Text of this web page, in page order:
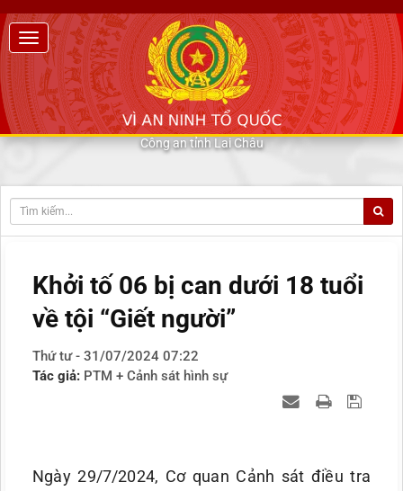
Công an tỉnh Lai Châu
Khởi tố 06 bị can dưới 18 tuổi
về tội “Giết người”
Thứ tư - 31/07/2024 07:22
Tác giả: PTM + Cảnh sát hình sự
Ngày 29/7/2024, Cơ quan Cảnh sát điều tra